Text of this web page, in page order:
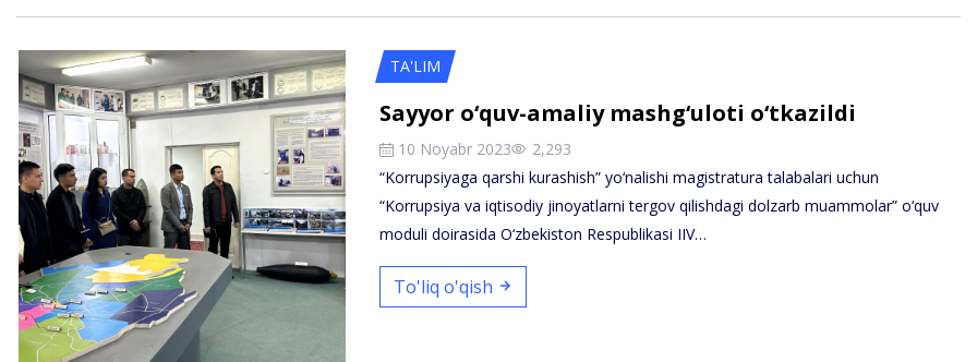
TA'LIM
Sayyor o‘quv-amaliy mashg‘uloti o‘tkazildi
10 Noyabr 2023
2,293
“Korrupsiyaga qarshi kurashish” yo‘nalishi magistratura talabalari uchun
“Korrupsiya va iqtisodiy jinoyatlarni tergov qilishdagi dolzarb muammolar” o‘quv
moduli doirasida O‘zbekiston Respublikasi IIV…
To'liq o'qish